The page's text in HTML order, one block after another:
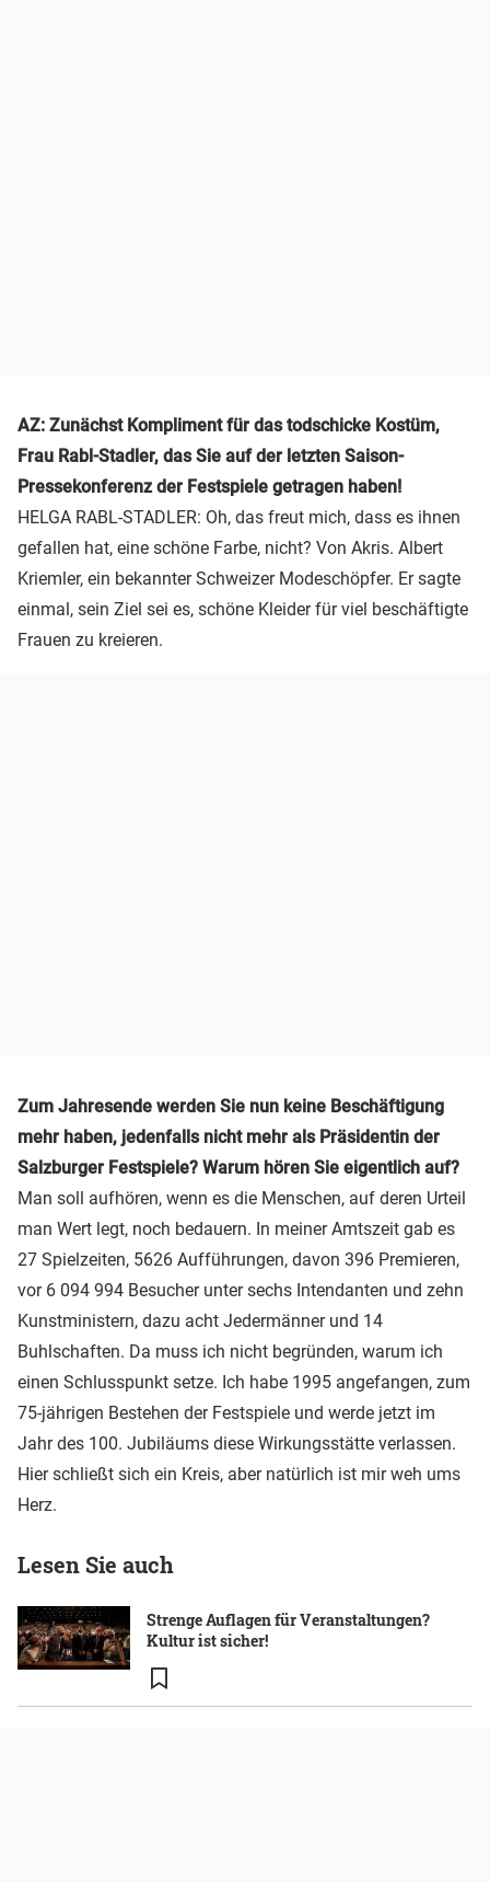
AZ: Zunächst Kompliment für das todschicke Kostüm,
Frau Rabl-Stadler, das Sie auf der letzten Saison-
Pressekonferenz der Festspiele getragen haben!
HELGA RABL-STADLER: Oh, das freut mich, dass es ihnen
gefallen hat, eine schöne Farbe, nicht? Von Akris. Albert
Kriemler, ein bekannter Schweizer Modeschöpfer. Er sagte
einmal, sein Ziel sei es, schöne Kleider für viel beschäftigte
Frauen zu kreieren.
Zum Jahresende werden Sie nun keine Beschäftigung
mehr haben, jedenfalls nicht mehr als Präsidentin der
Salzburger Festspiele? Warum hören Sie eigentlich auf?
Man soll aufhören, wenn es die Menschen, auf deren Urteil
man Wert legt, noch bedauern. In meiner Amtszeit gab es
27 Spielzeiten, 5626 Aufführungen, davon 396 Premieren,
vor 6 094 994 Besucher unter sechs Intendanten und zehn
Kunstministern, dazu acht Jedermänner und 14
Buhlschaften. Da muss ich nicht begründen, warum ich
einen Schlusspunkt setze. Ich habe 1995 angefangen, zum
75-jährigen Bestehen der Festspiele und werde jetzt im
Jahr des 100. Jubiläums diese Wirkungsstätte verlassen.
Hier schließt sich ein Kreis, aber natürlich ist mir weh ums
Herz.
Lesen Sie auch
Strenge Auflagen für Veranstaltungen?
Kultur ist sicher!